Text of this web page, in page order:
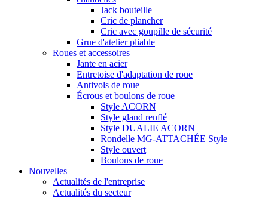
Jack bouteille
Cric de plancher
Cric avec goupille de sécurité
Grue d'atelier pliable
Roues et accessoires
Jante en acier
Entretoise d'adaptation de roue
Antivols de roue
Écrous et boulons de roue
Style ACORN
Style gland renflé
Style DUALIE ACORN
Rondelle MG-ATTACHÉE Style
Style ouvert
Boulons de roue
Nouvelles
Actualités de l'entreprise
Actualités du secteur